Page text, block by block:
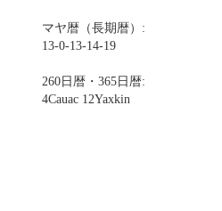
マヤ暦（長期暦）:
13-0-13-14-19
260日暦・365日暦:
4Cauac 12Yaxkin